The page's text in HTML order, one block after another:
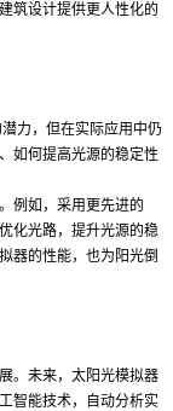
筑设计提供更人性化的
力，但在实际应用中仍
如何提高光源的稳定性
例如，采用更先进的
化光路，提升光源的稳
器的性能，也为阳光倒
。未来，太阳光模拟器
智能技术，自动分析实